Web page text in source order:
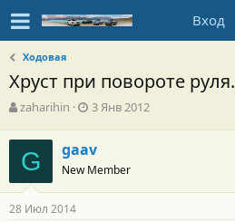
Вход
Ходовая
Хруст при повороте руля.
А
т
о
р
т
е
zaharihin
Д
а
н
3 Янв 2012
G gaav
New Member
28 Июл 2014